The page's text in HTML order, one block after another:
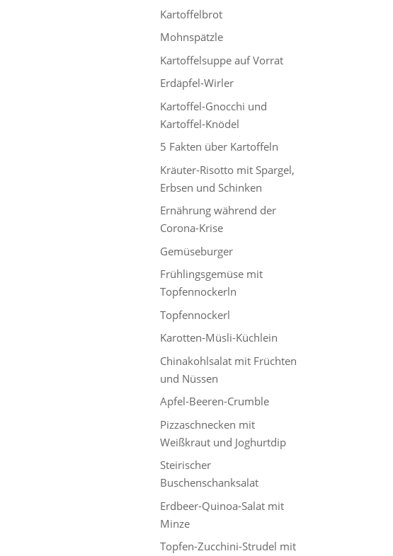
Kartoffelbrot
Mohnspätzle
Kartoffelsuppe auf Vorrat
Erdäpfel-Wirler
Kartoffel-Gnocchi und
Kartoffel-Knödel
5 Fakten über Kartoffeln
Kräuter-Risotto mit Spargel,
Erbsen und Schinken
Ernährung während der
Corona-Krise
Gemüseburger
Frühlingsgemüse mit
Topfennockerln
Topfennockerl
Karotten-Müsli-Küchlein
Chinakohlsalat mit Früchten
und Nüssen
Apfel-Beeren-Crumble
Pizzaschnecken mit
Weißkraut und Joghurtdip
Steirischer
Buschenschanksalat
Erdbeer-Quinoa-Salat mit
Minze
Topfen-Zucchini-Strudel mit